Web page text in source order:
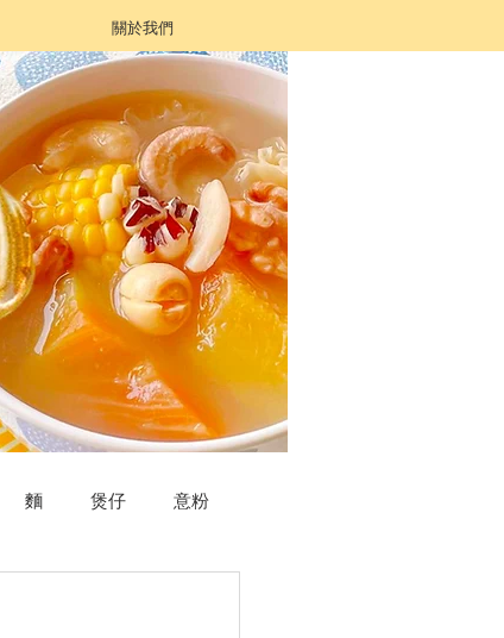
關於我們
麵 煲仔 意粉